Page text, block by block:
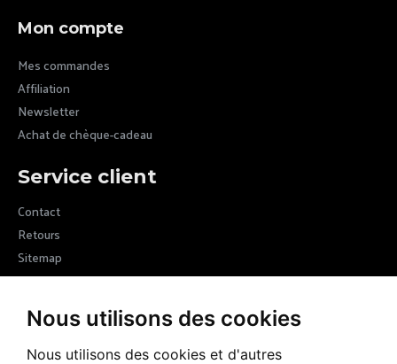
Nous utilisons des cookies
Nous utilisons des cookies et d'autres
Mon compte
Mes commandes
Affiliation
Newsletter
Achat de chèque-cadeau
Service client
Contact
Retours
Sitemap
Newsletter
Devenez membre de la communauté Margot VII en vous inscrivant
à nos newsletters et recevez les nouvelles de la marque